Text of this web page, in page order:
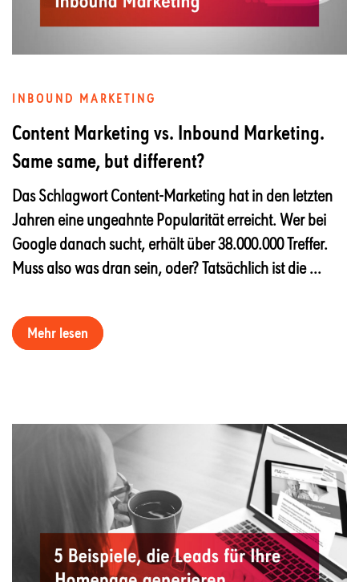
INBOUND MARKETING
Content Marketing vs. Inbound Marketing.
Same same, but different?
Das Schlagwort Content-Marketing hat in den letzten
Jahren eine ungeahnte Popularität erreicht. Wer bei
Google danach sucht, erhält über 38.000.000 Treffer.
Muss also was dran sein, oder? Tatsächlich ist die ...
Mehr lesen